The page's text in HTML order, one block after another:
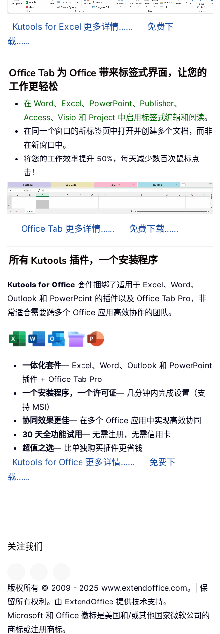
Kutools for Excel 更多详情……
免费下
载……
Office Tab 为 Office 带来标签式界面，让您的
工作更轻松
在 Word、Excel、PowerPoint、Publisher、
Access、Visio 和 Project 中启用标签式编辑和阅读。
在同一个窗口的新标签页中打开并创建多个文档，而非
在新窗口中。
将您的工作效率提升 50%，每天减少数百次鼠标点
击！
Office Tab 更多详情…… 免费下载……
所有 Kutools 插件，一个安装程序
Kutools for Office 套件捆绑了适用于 Excel、Word、
Outlook 和 PowerPoint 的插件以及 Office Tab Pro，非
常适合需要跨多个 Office 应用高效协作的团队。
一体化套件— Excel、Word、Outlook 和 PowerPoint
插件 + Office Tab Pro
一个安装程序，一个许可证— 几分钟内完成设置（支
持 MSI）
协同效果更佳— 在多个 Office 应用中实现高效协同
30 天全功能试用— 无需注册，无需信用卡
超值之选— 比单独购买插件更省钱
Kutools for Office 更多详情……
免费下
载……
关注我们
版权所有 © 2009 - 2025 www.extendoffice.com。| 保
留所有权利。由 ExtendOffice 提供技术支持。
Microsoft 和 Office 徽标是美国和/或其他国家微软公司的
商标或注册商标。